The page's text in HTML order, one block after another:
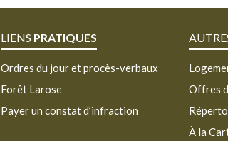
LIENS PRATIQUES
Ordres du jour et procès-verbaux
Forêt Larose
Payer un constat d’infraction
Offres
À la